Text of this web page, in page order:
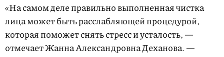
«На самом деле правильно выполненная чистка
лица может быть расслабляющей процедурой,
которая поможет снять стресс и усталость, —
отмечает Жанна Александровна Деханова. —